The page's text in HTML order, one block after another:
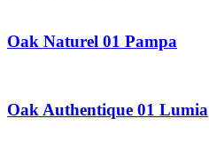
Oak Naturel 01 Pampa
Oak Authentique 01 Lumia